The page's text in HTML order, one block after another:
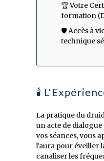
🏆 Votre
formation
🛡️ Accès à
technique
🕯️
La pratique du
un acte de
vos séances, vous
l'aura pour éveiller
canaliser les